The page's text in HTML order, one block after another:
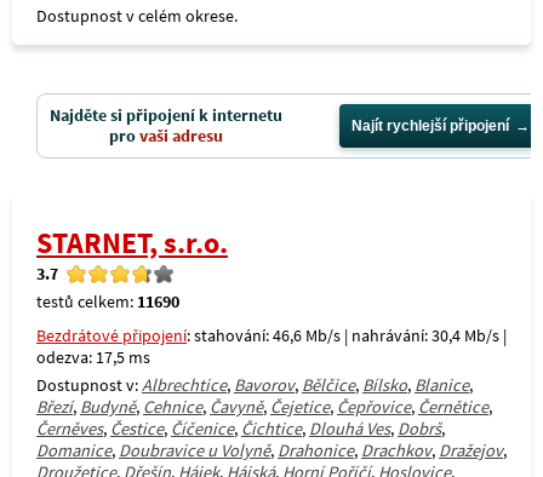
Dostupnost v celém okrese.
Najděte si připojení k internetu
provaši adresu Najít rychlejší připojení
STARNET, s.r.o.
3.7
testů celkem: 11690
Bezdrátové připojení: stahování: 46,6 Mb/s | nahrávání: 30,4 Mb/s |
odezva: 17,5 ms
Dostupnost v:Albrechtice, Bavorov, Bělčice, Bílsko, Blanice,
Březí, Budyně, Cehnice, Čavyně, Čejetice, Čepřovice, Černětice,
Černěves, Čestice, Číčenice, Čichtice, Dlouhá Ves, Dobrš,
Domanice, Doubravice u Volyně, Drahonice, Drachkov, Dražejov,
Droužetice, Dřešín, Hájek, Hájská, Horní Poříčí, Hoslovice,